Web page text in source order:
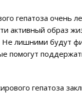
гепатоза очень
активный образ
лишними будут
помогут
гепатоза